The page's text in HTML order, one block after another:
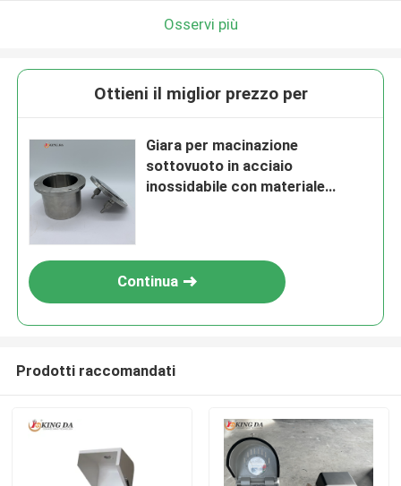
Osservi più
Ottieni il miglior prezzo per
Giara per macinazione
sottovuoto in acciaio
inossidabile con materiale
Continua
Prodotti raccomandati